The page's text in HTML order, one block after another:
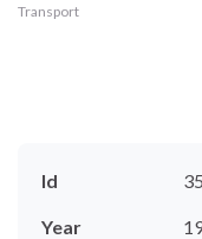
Transport
Id
Year